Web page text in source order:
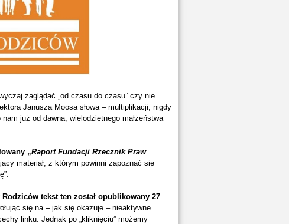
zaglądać „od czasu do czasu” czy nie
Janusza Moosa słowa – multiplikacji, nigdy
już od dawna, wielodzietnego małżeństwa
„Raport Fundacji Rzecznik Praw
materiał, z którym powinni zapoznać się
tekst ten został opublikowany 27
się na – jak się okazuje – nieaktywne
linku. Jednak po „kliknięciu” możemy